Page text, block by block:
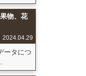
物、花
2024.04.29
ータにつ